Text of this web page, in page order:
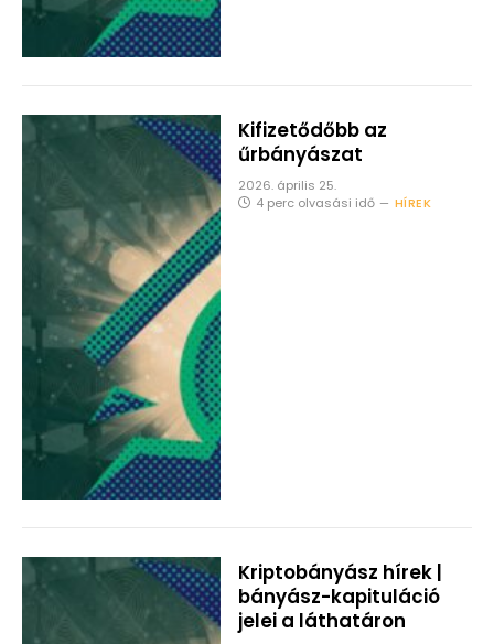
Kifizetődőbb az
űrbányászat
2026. április 25.
4 perc olvasási idő
HÍREK
Kriptobányász hírek |
bányász-kapituláció
jelei a láthatáron